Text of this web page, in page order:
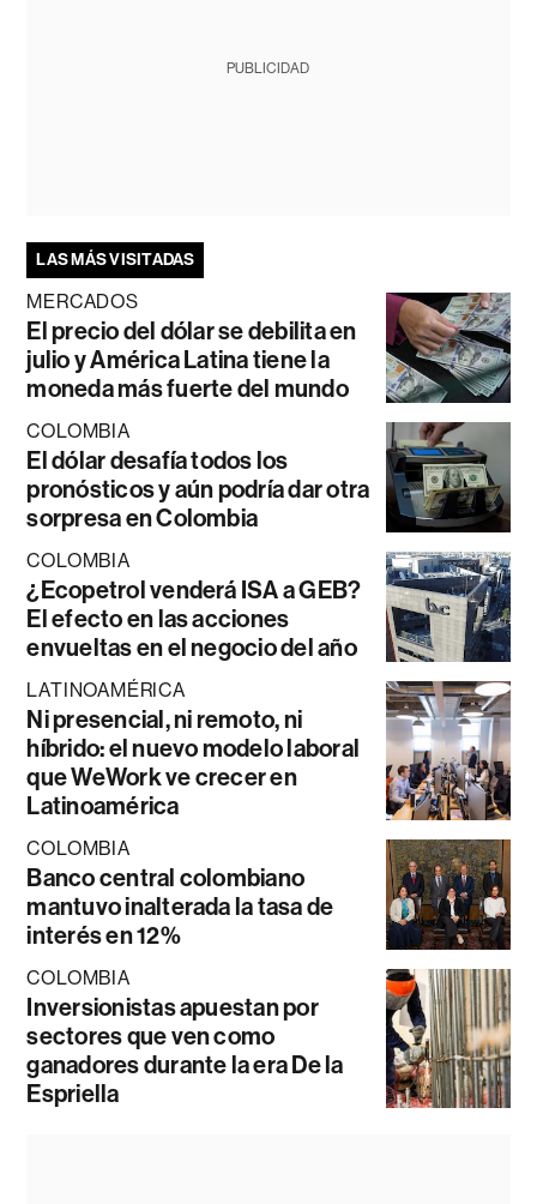
PUBLICIDAD
LAS MÁS VISITADAS
MERCADOS
El precio del dólar se debilita en
julio y América Latina tiene la
moneda más fuerte del mundo
COLOMBIA
El dólar desafía todos los
pronósticos y aún podría dar otra
sorpresa en Colombia
COLOMBIA
¿Ecopetrol venderá ISA a GEB?
El efecto en las acciones
envueltas en el negocio del año
LATINOAMÉRICA
Ni presencial, ni remoto, ni
híbrido: el nuevo modelo laboral
que WeWork ve crecer en
Latinoamérica
COLOMBIA
Banco central colombiano
mantuvo inalterada la tasa de
interés en 12%
COLOMBIA
Inversionistas apuestan por
sectores que ven como
ganadores durante la era De la
Espriella